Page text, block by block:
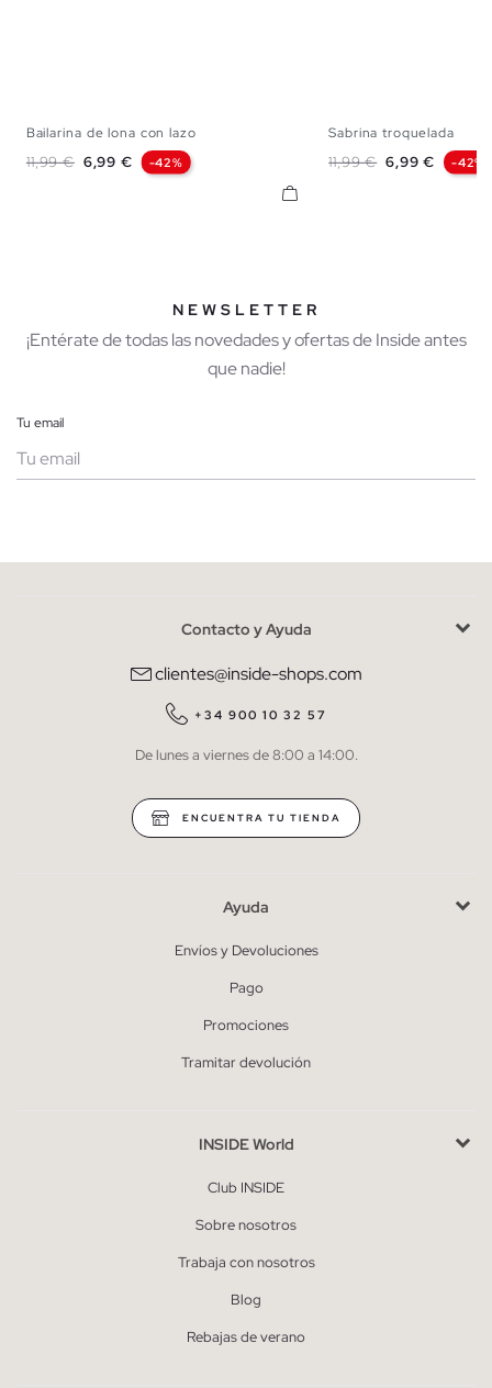
Bailarina de lona con lazo
Precio base
11,99 € Precio
6,99 € -42%
Sabrina troquelada
Precio base
11,99 € Precio
6,99 € -42%
NEWSLETTER
¡Entérate de todas las novedades y ofertas de Inside antes
que nadie!
Tu email
He leído y entiendo lapolítica de privacidad
QUIERO SUSCRIBIRME
* Puedes cancelar la suscripción en cualquier momento.
Contacto y Ayuda
clientes@inside-shops.com
+34 900 10 32 57
De lunes a viernes de 8:00 a 14:00.
ENCUENTRA TU TIENDA
Ayuda
Envíos y Devoluciones
Pago
Promociones
Tramitar devolución
INSIDE World
Club INSIDE
Sobre nosotros
Trabaja con nosotros
Blog
Rebajas de verano